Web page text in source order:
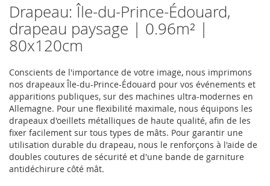
Drapeau: Île-du-Prince-Édouard,
drapeau paysage | 0.96m² |
80x120cm
Conscients de l'importance de votre image, nous imprimons
nos drapeaux Île-du-Prince-Édouard pour vos événements et
apparitions publiques, sur des machines ultra-modernes en
Allemagne. Pour une flexibilité maximale, nous équipons les
drapeaux d'oeillets métalliques de haute qualité, afin de les
fixer facilement sur tous types de mâts. Pour garantir une
utilisation durable du drapeau, nous le renforçons à l'aide de
doubles coutures de sécurité et d'une bande de garniture
antidéchirure côté mât.